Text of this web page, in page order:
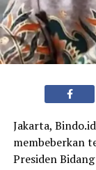
Jakarta,
membeberkan
Presiden